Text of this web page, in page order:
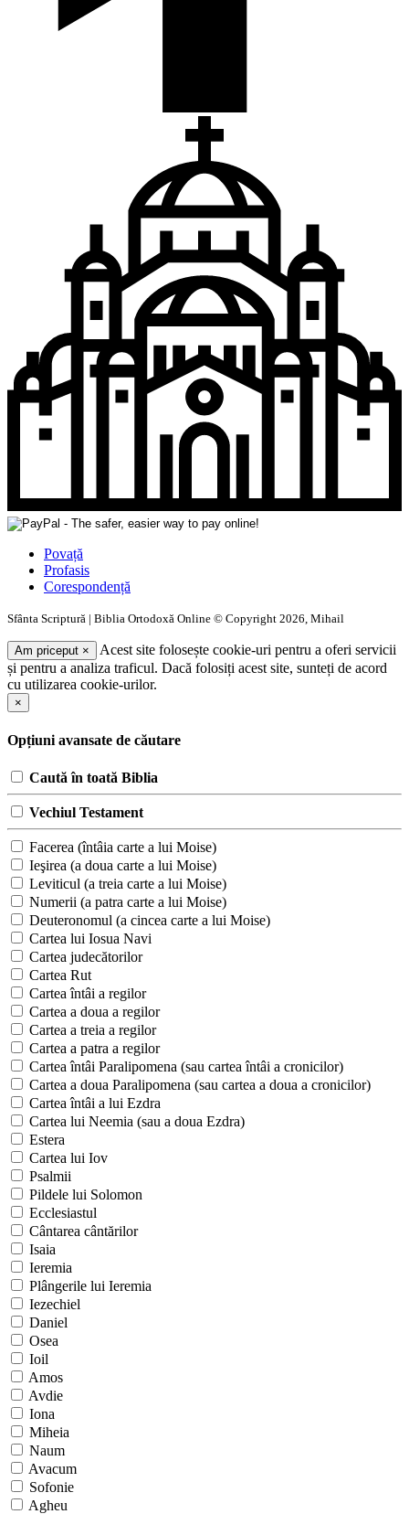
Povață
Profasis
Corespondență
Sfânta Scriptură | Biblia Ortodoxă Online © Copyright 2026, Mihail
Am priceput ×
Acest site folosește cookie-uri pentru a oferi servicii
și pentru a analiza traficul. Dacă folosiți acest site, sunteți de acord
cu utilizarea cookie-urilor.
×
Opțiuni avansate de căutare
Caută în toată Biblia
Vechiul Testament
Facerea (întâia carte a lui Moise)
Ieşirea (a doua carte a lui Moise)
Leviticul (a treia carte a lui Moise)
Numerii (a patra carte a lui Moise)
Deuteronomul (a cincea carte a lui Moise)
Cartea lui Iosua Navi
Cartea judecătorilor
Cartea Rut
Cartea întâi a regilor
Cartea a doua a regilor
Cartea a treia a regilor
Cartea a patra a regilor
Cartea întâi Paralipomena (sau cartea întâi a cronicilor)
Cartea a doua Paralipomena (sau cartea a doua a cronicilor)
Cartea întâi a lui Ezdra
Cartea lui Neemia (sau a doua Ezdra)
Estera
Cartea lui Iov
Psalmii
Pildele lui Solomon
Ecclesiastul
Cântarea cântărilor
Isaia
Ieremia
Plângerile lui Ieremia
Iezechiel
Daniel
Osea
Ioil
Amos
Avdie
Iona
Miheia
Naum
Avacum
Sofonie
Agheu